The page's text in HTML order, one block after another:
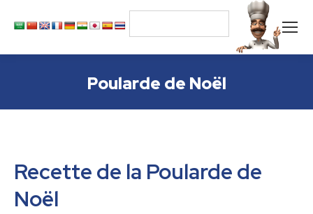
Poularde de Noël
Recette de la Poularde de
Noël